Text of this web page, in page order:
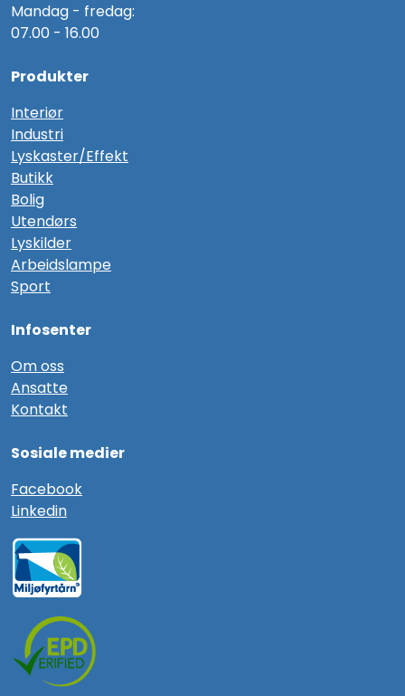
Mandag - fredag:
07.00 - 16.00
Produkter
Interiør
Industri
Lyskaster/Effekt
Butikk
Bolig
Utendørs
Lyskilder
Arbeidslampe
Sport
Infosenter
Om oss
Ansatte
Kontakt
Sosiale medier
Facebook
Linkedin